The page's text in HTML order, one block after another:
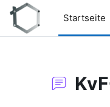
Zum Hauptinhalt
Startseite